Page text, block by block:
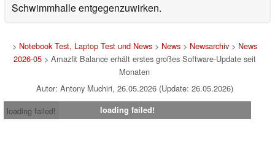
Schwimmhalle entgegenzuwirken.
> Notebook Test, Laptop Test und News> News> Newsarchiv> News
2026-05> Amazfit Balance erhält erstes großes Software-Update seit
Monaten
Autor: Antony Muchiri, 26.05.2026 (Update: 26.05.2026)
loading failed!
loading failed!